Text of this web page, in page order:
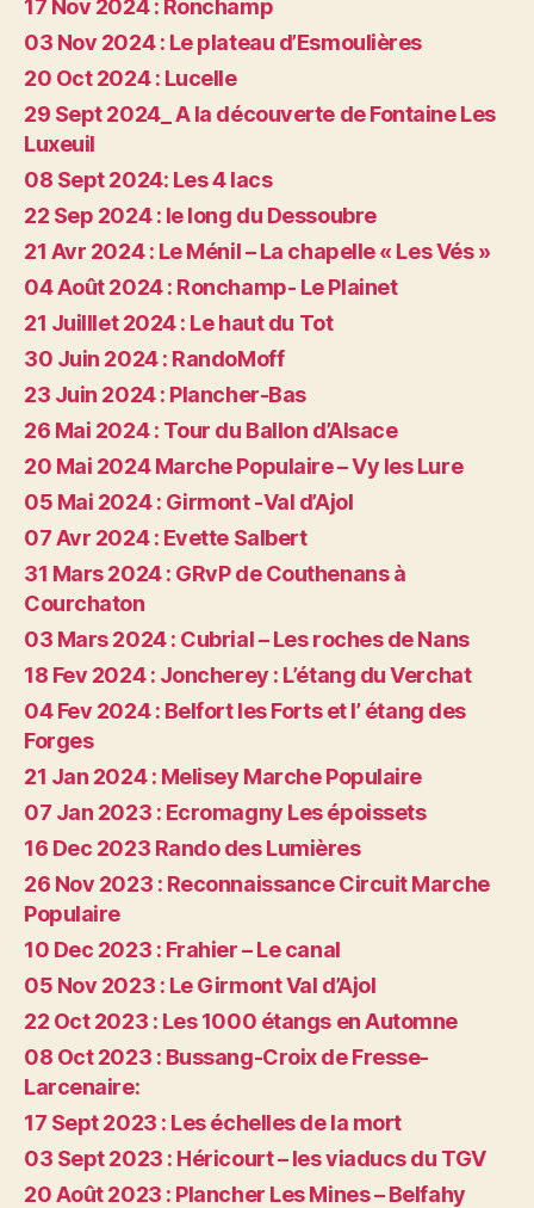
17 Nov 2024 : Ronchamp
03 Nov 2024 : Le plateau d’Esmoulières
20 Oct 2024 : Lucelle
29 Sept 2024_ A la découverte de Fontaine Les
Luxeuil
08 Sept 2024: Les 4 lacs
22 Sep 2024 : le long du Dessoubre
21 Avr 2024 : Le Ménil – La chapelle « Les Vés »
04 Août 2024 : Ronchamp- Le Plainet
21 Juilllet 2024 : Le haut du Tot
30 Juin 2024 : RandoMoff
23 Juin 2024 : Plancher-Bas
26 Mai 2024 : Tour du Ballon d’Alsace
20 Mai 2024 Marche Populaire – Vy les Lure
05 Mai 2024 : Girmont -Val d’Ajol
07 Avr 2024 : Evette Salbert
31 Mars 2024 : GRvP de Couthenans à
Courchaton
03 Mars 2024 : Cubrial – Les roches de Nans
18 Fev 2024 : Joncherey : L’étang du Verchat
04 Fev 2024 : Belfort les Forts et l’ étang des
Forges
21 Jan 2024 : Melisey Marche Populaire
07 Jan 2023 : Ecromagny Les époissets
16 Dec 2023 Rando des Lumières
26 Nov 2023 : Reconnaissance Circuit Marche
Populaire
10 Dec 2023 : Frahier – Le canal
05 Nov 2023 : Le Girmont Val d’Ajol
22 Oct 2023 : Les 1000 étangs en Automne
08 Oct 2023 : Bussang-Croix de Fresse-
Larcenaire:
17 Sept 2023 : Les échelles de la mort
03 Sept 2023 : Héricourt – les viaducs du TGV
20 Août 2023 : Plancher Les Mines – Belfahy